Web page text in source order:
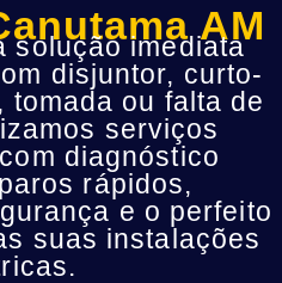
AM
solução imediata
disjuntor, curto-
ou falta de
serviços
diagnóstico
rápidos,
e o perfeito
suas instalações